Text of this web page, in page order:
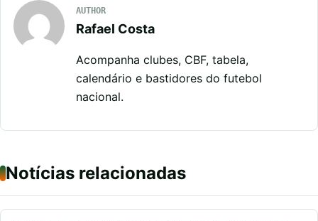
AUTHOR
Rafael Costa
Acompanha clubes, CBF, tabela,
calendário e bastidores do futebol
nacional.
Notícias relacionadas